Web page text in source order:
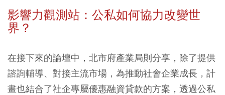
影響力觀測站：公私如何協力改變世
界？
在接下來的論壇中，北市府產業局則分享，除了提供
諮詢輔導、對接主流市場，為推動社會企業成長，計
畫也結合了社企專屬優惠融資貸款的方案，透過公私